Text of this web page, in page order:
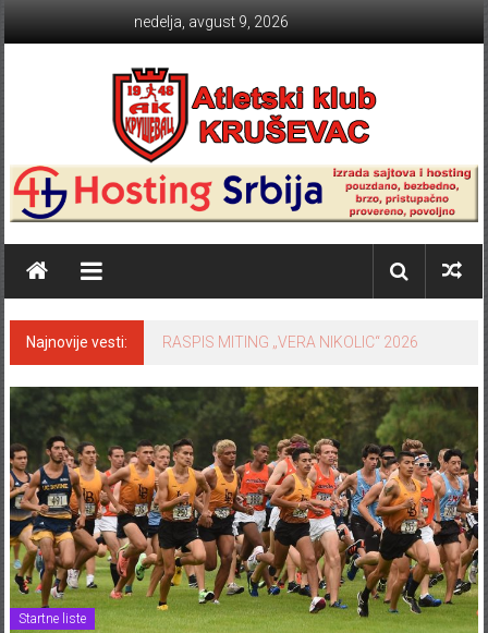
nedelja, avgust 9, 2026
Atletski klub KRUŠEVAC
Najnovije vesti: RASPIS MITING „VERA NIKOLIC“ 2026
Startne liste